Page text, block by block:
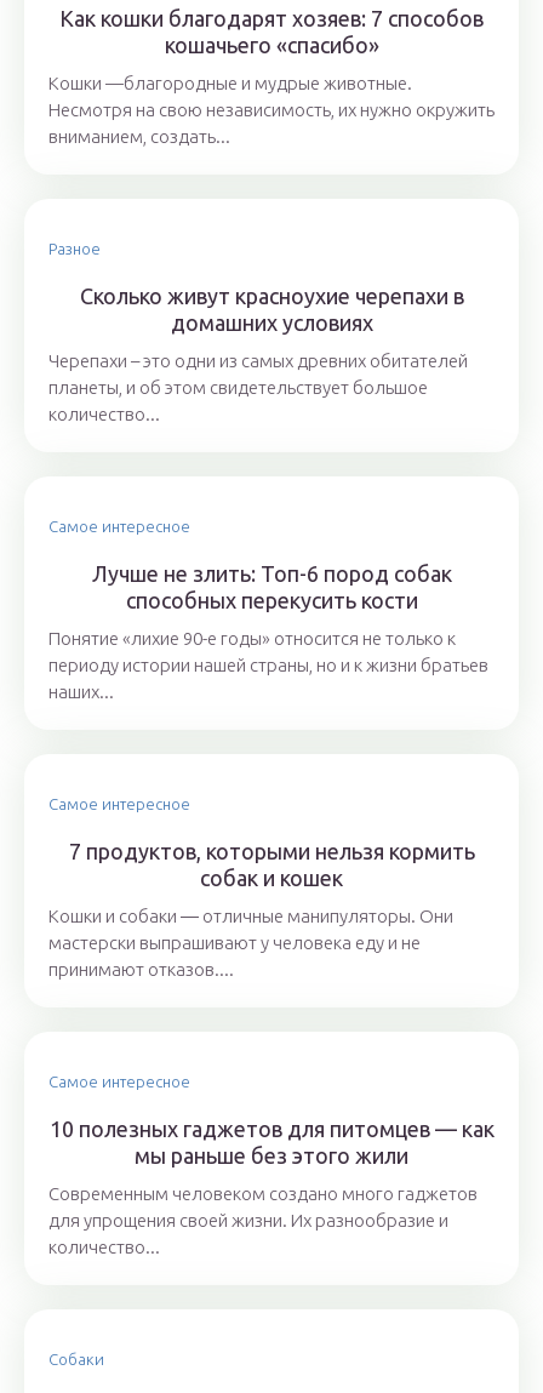
Как кошки благодарят хозяев: 7 способов
кошачьего «спасибо»
Кошки —благородные и мудрые животные.
Несмотря на свою независимость, их нужно окружить
вниманием, создать...
Разное
Сколько живут красноухие черепахи в
домашних условиях
Черепахи – это одни из самых древних обитателей
планеты, и об этом свидетельствует большое
количество...
Самое интересное
Лучше не злить: Топ-6 пород собак
способных перекусить кости
Понятие «лихие 90-е годы» относится не только к
периоду истории нашей страны, но и к жизни братьев
наших...
Самое интересное
7 продуктов, которыми нельзя кормить
собак и кошек
Кошки и собаки ― отличные манипуляторы. Они
мастерски выпрашивают у человека еду и не
принимают отказов....
Самое интересное
10 полезных гаджетов для питомцев — как
мы раньше без этого жили
Современным человеком создано много гаджетов
для упрощения своей жизни. Их разнообразие и
количество...
Собаки